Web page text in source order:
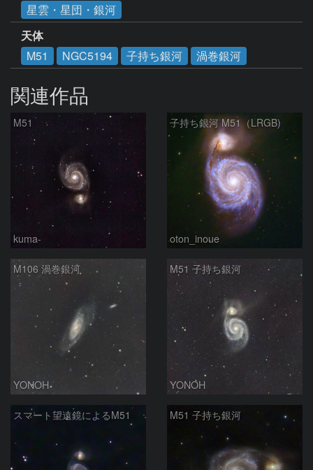
星雲・星団・銀河
天体
M51
NGC5194 子持ち銀河 渦巻銀河
関連作品
M51
kuma-
子持ち銀河 M51（LRGB)
oton_inoue
M106 渦巻銀河
YONOH
M51 子持ち銀河
YONOH
スマート望遠鏡によるM51 M51 子持ち銀河